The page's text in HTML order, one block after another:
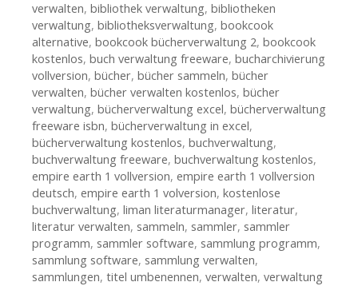
verwalten, bibliothek verwaltung, bibliotheken
verwaltung, bibliotheksverwaltung, bookcook
alternative, bookcook bücherverwaltung 2, bookcook
kostenlos, buch verwaltung freeware, bucharchivierung
vollversion, bücher, bücher sammeln, bücher
verwalten, bücher verwalten kostenlos, bücher
verwaltung, bücherverwaltung excel, bücherverwaltung
freeware isbn, bücherverwaltung in excel,
bücherverwaltung kostenlos, buchverwaltung,
buchverwaltung freeware, buchverwaltung kostenlos,
empire earth 1 vollversion, empire earth 1 vollversion
deutsch, empire earth 1 volversion, kostenlose
buchverwaltung, liman literaturmanager, literatur,
literatur verwalten, sammeln, sammler, sammler
programm, sammler software, sammlung programm,
sammlung software, sammlung verwalten,
sammlungen, titel umbenennen, verwalten, verwaltung